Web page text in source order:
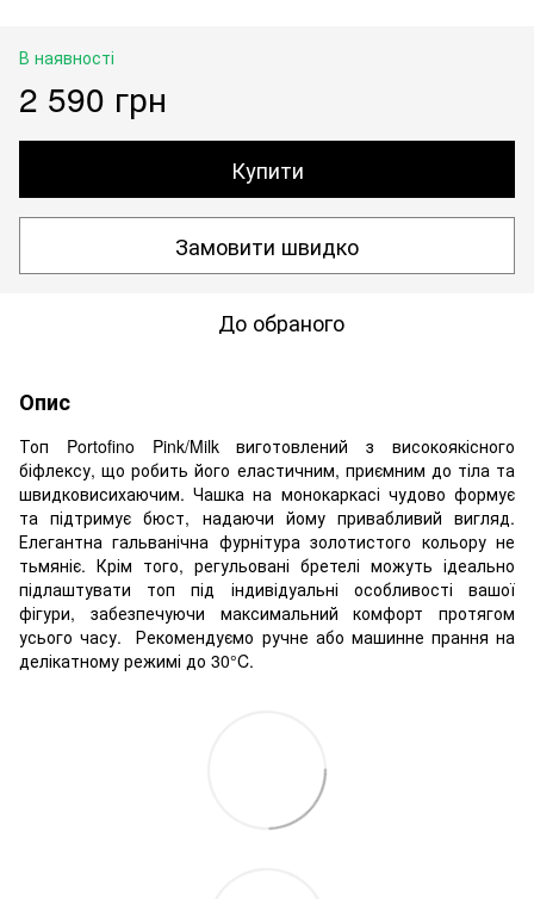
В наявності
2 590 грн
Купити
Замовити швидко
До обраного
Опис
Топ Portofino Pink/Milk виготовлений з високоякісного
біфлексу, що робить його еластичним, приємним до тіла та
швидковисихаючим. Чашка на монокаркасі чудово формує
та підтримує бюст, надаючи йому привабливий вигляд.
Елегантна гальванічна фурнітура золотистого кольору не
тьмяніє. Крім того, регульовані бретелі можуть ідеально
підлаштувати топ під індивідуальні особливості вашої
фігури, забезпечуючи максимальний комфорт протягом
усього часу.Рекомендуємо ручне або машинне прання на
делікатному режимі до 30°C.